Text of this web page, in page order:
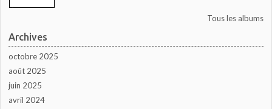
Tous les albums
Archives
octobre 2025
août 2025
juin 2025
avril 2024